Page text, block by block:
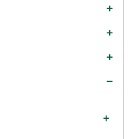
add
add
add
remove
add